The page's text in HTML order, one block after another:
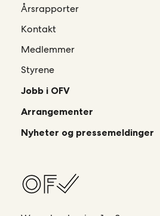
Årsrapporter
Kontakt
Medlemmer
Styrene
Jobb i OFV
Arrangementer
Nyheter og pressemeldinger